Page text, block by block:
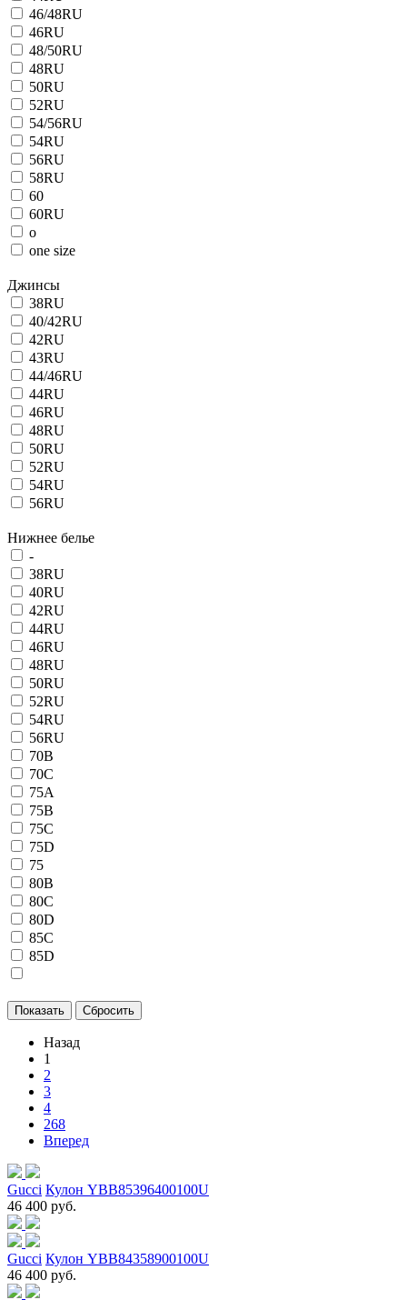
46/48RU
46RU
48/50RU
48RU
50RU
52RU
54/56RU
54RU
56RU
58RU
60
60RU
o
one size
Джинсы
38RU
40/42RU
42RU
43RU
44/46RU
44RU
46RU
48RU
50RU
52RU
54RU
56RU
Нижнее белье
-
38RU
40RU
42RU
44RU
46RU
48RU
50RU
52RU
54RU
56RU
70B
70C
75A
75B
75C
75D
75
80B
80C
80D
85C
85D
Назад
1
2
3
4
268
Вперед
Gucci Кулон YBB85396400100U
46 400 руб.
Gucci Кулон YBB84358900100U
46 400 руб.